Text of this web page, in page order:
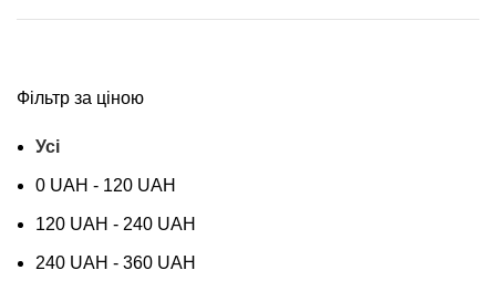
Фільтр за ціною
Усі
0 UAH - 120 UAH
120 UAH - 240 UAH
240 UAH - 360 UAH